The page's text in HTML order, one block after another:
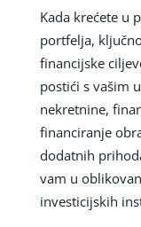
Kada krećete u
portfelja,
financijske
postići s vašim
nekretnine,
financiranje
dodatnih
vam u
investicijskih